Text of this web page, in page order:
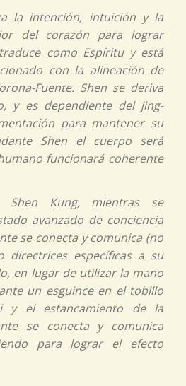
la intención, intuición y la
del corazón para lograr
como Espírituy está
con la alineación de
Fuente. Shen se deriva
, y es dependiente del jing-
para mantener su
Shen el cuerpo será
funcionará coherente
Shen Kung, mientras se
avanzado de conciencia
se conecta y comunica (no
directrices específicas a su
en lugar de utilizar la mano
un esguince en el tobillo
y el estancamiento de la
se conecta y comunica
para lograr el efecto